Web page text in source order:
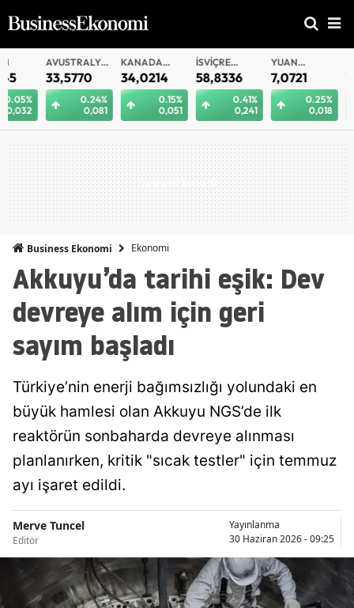
AVUSTRALYA
DOLARI
33,5770
0.24%
0,081
KANADA
DOLARI
34,0214
0.15%
0,051
İSVIÇRE
FRANKI
58,8336
0.41%
0,241
YUAN
OFFSHORE
7,0721
0.25%
0,018
Business Ekonomi Ekonomi
Akkuyu’da tarihi eşik: Dev
devreye alım için geri
sayım başladı
Türkiye’nin enerji bağımsızlığı yolundaki en
büyük hamlesi olan Akkuyu NGS’de ilk
reaktörün sonbaharda devreye alınması
planlanırken, kritik "sıcak testler" için temmuz
ayı işaret edildi.
Merve Tuncel
Editör
Yayınlanma
30 Haziran 2026 - 09:25